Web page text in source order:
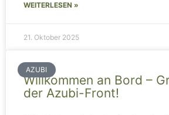
WEITERLESEN »
21. Oktober 2025
AZUBI
Willkommen an Bord –
der Azubi-Front!